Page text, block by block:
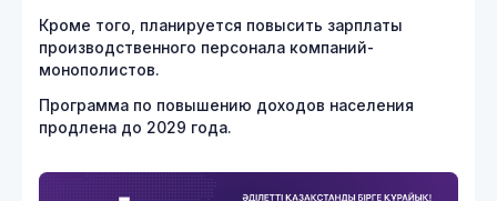
Кроме того, планируется повысить зарплаты
производственного персонала компаний-
монополистов.
Программа по повышению доходов населения
продлена до 2029 года.